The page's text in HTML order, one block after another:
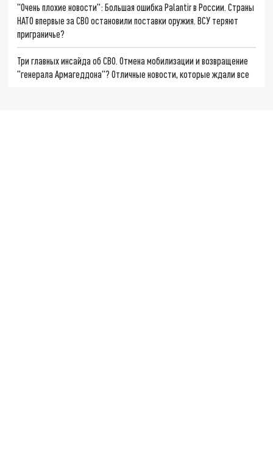
"Очень плохие новости": Большая ошибка Palantir в России. Страны
НАТО впервые за СВО остановили поставки оружия. ВСУ теряют
приграничье?
Три главных инсайда об СВО. Отмена мобилизации и возвращение
"генерала Армагеддона"? Отличные новости, которые ждали все